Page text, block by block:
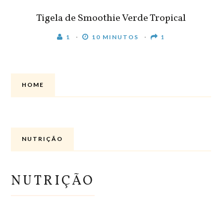
Tigela de Smoothie Verde Tropical
1 10 MINUTOS 1
HOME
NUTRIÇÃO
NUTRIÇÃO